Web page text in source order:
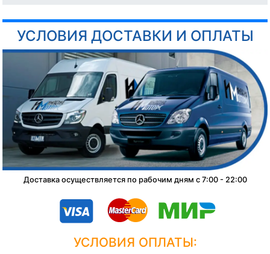
УСЛОВИЯ ДОСТАВКИ И ОПЛАТЫ
Доставка осуществляется по рабочим дням с 7:00 - 22:00
УСЛОВИЯ ОПЛАТЫ: